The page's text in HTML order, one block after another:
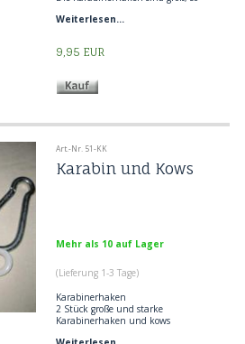
verwendet werden können.
direkt im Seilauge vermeiden.
Die einfachste Lösung zum
Aufhängen und Runterholen einer
Großer Karabiner zum Aufhängen
Große Karabinerhaken als Zubehör
für Hängematten
Weiterlesen...
9,95 EUR
Art.-Nr. 51-KK
Karabin und Kows
Mehr als 10 auf Lager
(Lieferung 1-3 Tage)
Karabinerhaken
2 Stück große und starke
Karabinerhaken und kows